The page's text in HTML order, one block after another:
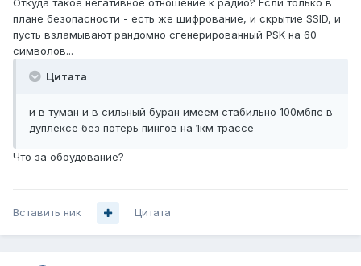
Откуда такое негативное отношение к радио? Если только в
плане безопасности - есть же шифрование, и скрытие SSID, и
пусть взламывают рандомно сгенерированный PSK на 60
символов...
Цитата
и в туман и в сильный буран имеем стабильно 100мбпс в
дуплексе без потерь пингов на 1км трассе
Что за обоудование?
Вставить ник Цитата